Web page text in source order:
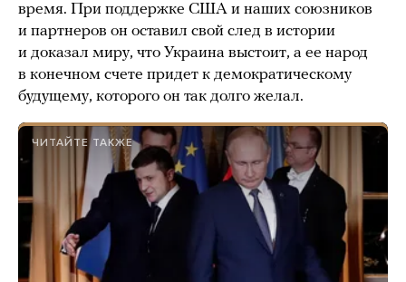
время. При поддержке США и наших союзников
и партнеров он оставил свой след в истории
и доказал миру, что Украина выстоит, а ее народ
в конечном счете придет к демократическому
будущему, которого он так долго желал.
ЧИТАЙТЕ ТАКЖЕ